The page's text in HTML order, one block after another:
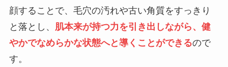
顔することで、毛穴の汚れや古い角質をすっきり
と落とし、
肌本来が持つ力を引き出しながら、健
やかでなめらかな状態へと導くことができるので
す。